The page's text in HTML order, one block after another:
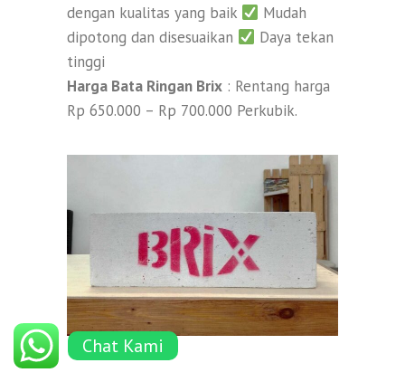
dengan kualitas yang baik
Mudah
dipotong dan disesuaikan
Daya tekan
tinggi
Harga Bata Ringan Brix : Rentang harga
Rp 650.000 – Rp 700.000 Perkubik.
Chat Kami